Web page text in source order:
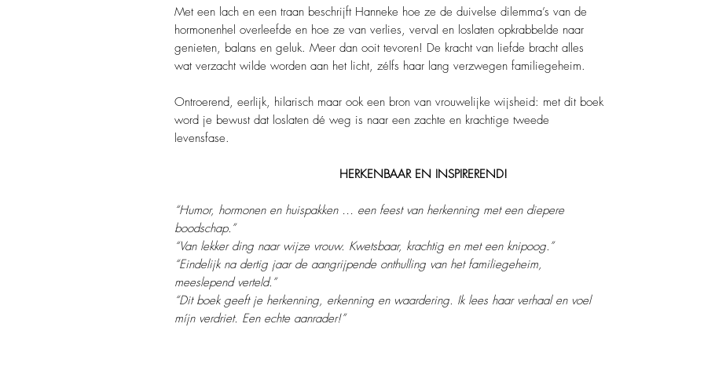
Met een lach en een traan beschrijft Hanneke hoe ze de duivelse dilemma’s van de
hormonenhel overleefde en hoe ze van verlies, verval en loslaten opkrabbelde naar
genieten, balans en geluk. Meer dan ooit tevoren! De kracht van liefde bracht alles
wat verzacht wilde worden aan het licht, zélfs haar lang verzwegen familiegeheim.
Ontroerend, eerlijk, hilarisch maar ook een bron van vrouwelijke wijsheid: met dit boek
word je bewust dat loslaten dé weg is naar een zachte en krachtige tweede
levensfase.
HERKENBAAR EN INSPIREREND!
“Humor, hormonen en huispakken … een feest van herkenning met een diepere
boodschap.”
“Van lekker ding naar wijze vrouw. Kwetsbaar, krachtig en met een knipoog.”
“Eindelijk na dertig jaar de aangrijpende onthulling van het familiegeheim,
meeslepend verteld.”
“Dit boek geeft je herkenning, erkenning en waardering. Ik lees haar verhaal en voel
míjn verdriet. Een echte aanrader!”